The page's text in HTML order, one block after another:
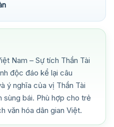
Nam – Sự tích Thần Tài
độc đáo kể lại câu
ý nghĩa của vị Thần Tài
sùng bái. Phù hợp cho trẻ
văn hóa dân gian Việt.